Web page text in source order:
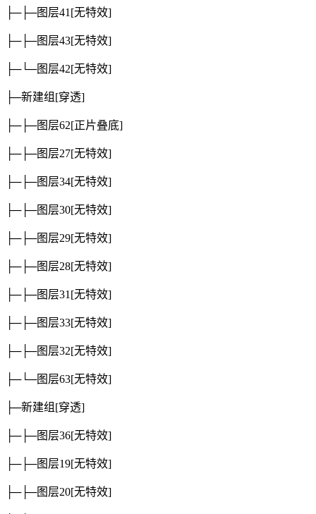
├─├─图层41[无特效]
├─├─图层43[无特效]
├─└─图层42[无特效]
├─新建组 [穿透]
├─├─图层62[正片叠底]
├─├─图层27[无特效]
├─├─图层34[无特效]
├─├─图层30[无特效]
├─├─图层29[无特效]
├─├─图层28[无特效]
├─├─图层31[无特效]
├─├─图层33[无特效]
├─├─图层32[无特效]
├─└─图层63[无特效]
├─新建组 [穿透]
├─├─图层36[无特效]
├─├─图层19[无特效]
├─├─图层20[无特效]